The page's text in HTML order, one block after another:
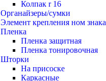
Колпак r 16
Органайзеры/сумки
Элемент крепления ном знака
Пленка
Пленка защитная
Пленка тонировочная
Шторки
На присоске
Каркасные